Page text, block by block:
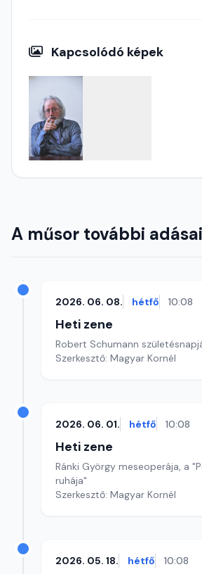
Kapcsolódó képek
A műsor további adásai
2026. 06. 08. hétfő 10:08
Heti zene
Robert Schumann
Szerkesztő: Magyar Kornél
2026. 06. 01. hétfő 10:08
Heti zene
Ránki György meseoperája, a
ruhája"
Szerkesztő: Magyar Kornél
2026. 05. 18. hétfő 10:08